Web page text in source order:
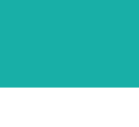
van het stadium van de ziekte: